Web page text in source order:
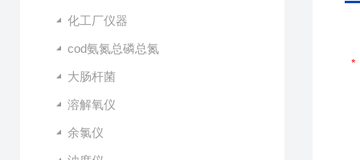
化工厂仪器
cod氨氮总磷总氮
大肠杆菌
溶解氧仪
余氯仪